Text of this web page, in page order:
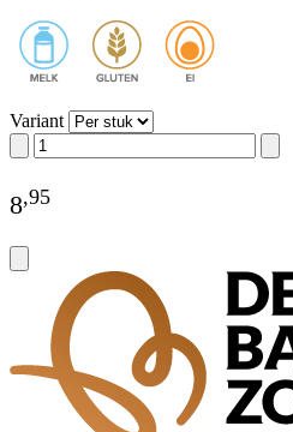
Variant
8,95